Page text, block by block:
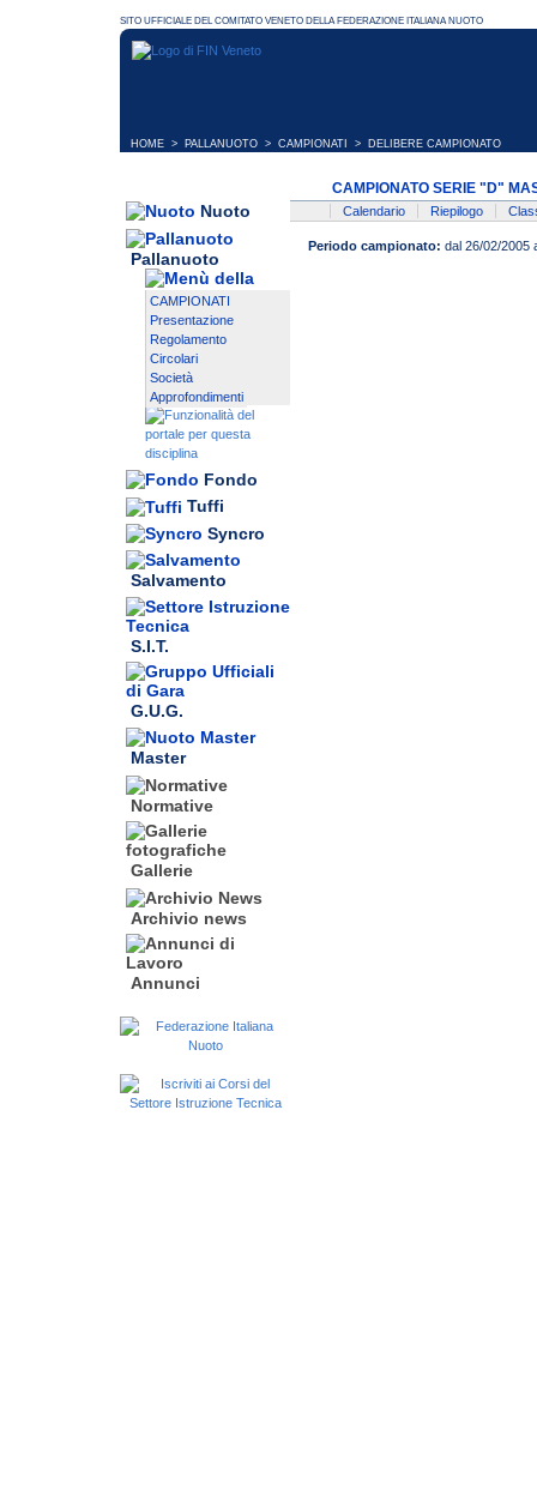
HOME > PALLANUOTO > CAMPIONATI > DELIBERE CAMPIONATO
Nuoto
Pallanuoto
CAMPIONATI
Presentazione
Regolamento
Circolari
Società
Approfondimenti
Fondo
Tuffi
Syncro
Salvamento
S.I.T.
G.U.G.
Master
Normative
Gallerie
Archivio news
Annunci
CAMPIONATO SERIE "D"
Calendario Riepilogo
Periodo campionato: dal 26/02/2005